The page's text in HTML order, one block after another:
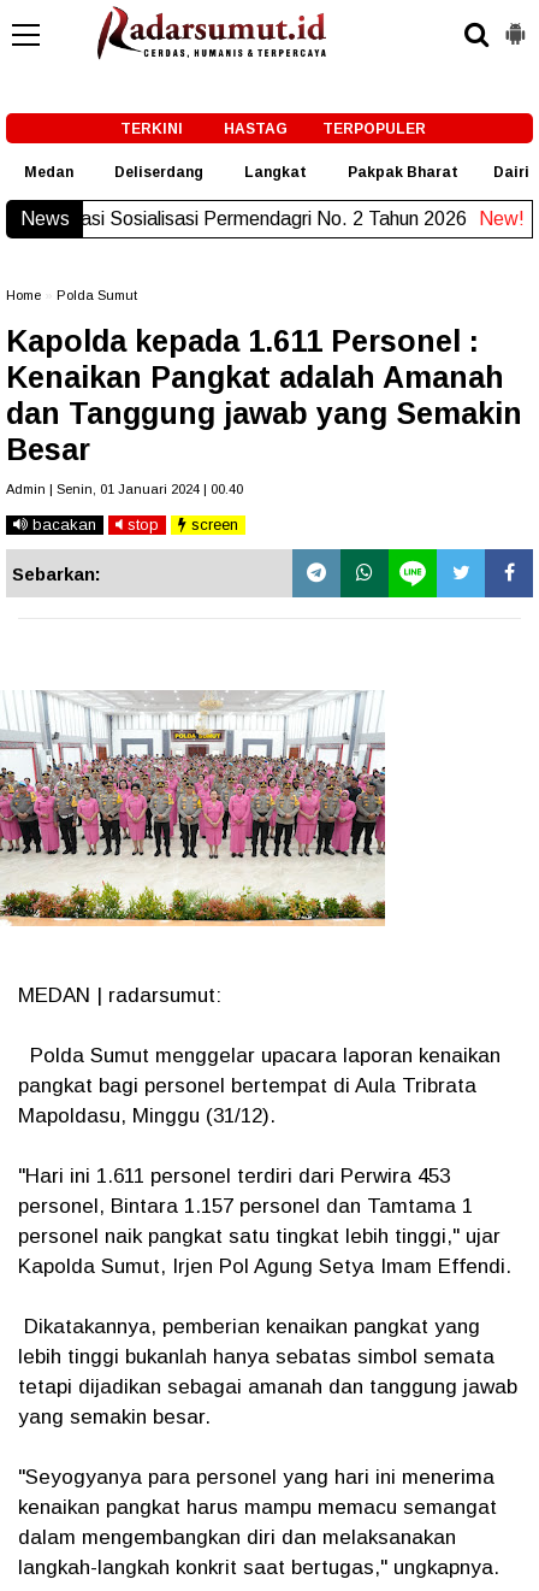
TERKINI HASTAG TERPOPULER
Medan Deliserdang Langkat Pakpak Bharat Dairi
News Misi Utama Asta Cita Presiden berhasil di
Home Polda Sumut
Kapolda kepada 1.611 Personel :
Kenaikan Pangkat adalah Amanah
dan Tanggung jawab yang Semakin
Besar
Admin | Senin, 01 Januari 2024 | 00.40
bacakan stop screen
Sebarkan:
MEDAN | radarsumut:
Polda Sumut menggelar upacara laporan kenaikan
pangkat bagi personel bertempat di Aula Tribrata
Mapoldasu, Minggu (31/12).
"Hari ini 1.611 personel terdiri dari Perwira 453
personel, Bintara 1.157 personel dan Tamtama 1
personel naik pangkat satu tingkat lebih tinggi," ujar
Kapolda Sumut, Irjen Pol Agung Setya Imam Effendi.
Dikatakannya, pemberian kenaikan pangkat yang
lebih tinggi bukanlah hanya sebatas simbol semata
tetapi dijadikan sebagai amanah dan tanggung jawab
yang semakin besar.
"Seyogyanya para personel yang hari ini menerima
kenaikan pangkat harus mampu memacu semangat
dalam mengembangkan diri dan melaksanakan
langkah-langkah konkrit saat bertugas," ungkapnya.